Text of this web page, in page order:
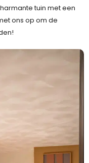
tuin met een
ons op om de